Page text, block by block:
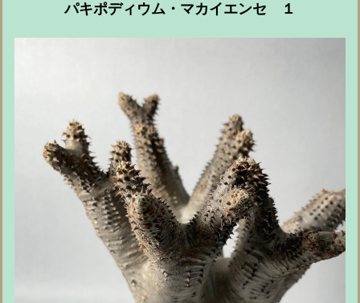
パキポディウム・マカイエンセ １